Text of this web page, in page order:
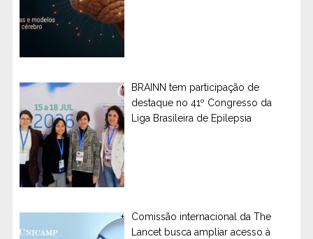
BRAINN tem participação de
destaque no 41º Congresso da
Liga Brasileira de Epilepsia
Comissão internacional da The
Lancet busca ampliar acesso à